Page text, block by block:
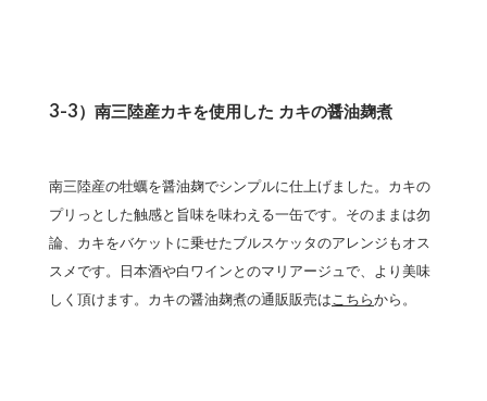
3-3）南三陸産カキを使用した カキの醤油麹煮
南三陸産の牡蠣を醤油麹でシンプルに仕上げました。カキの
プリっとした触感と旨味を味わえる一缶です。そのままは勿
論、カキをバケットに乗せたブルスケッタのアレンジもオス
スメです。日本酒や白ワインとのマリアージュで、より美味
しく頂けます。カキの醤油麹煮の通販販売は こちらから。